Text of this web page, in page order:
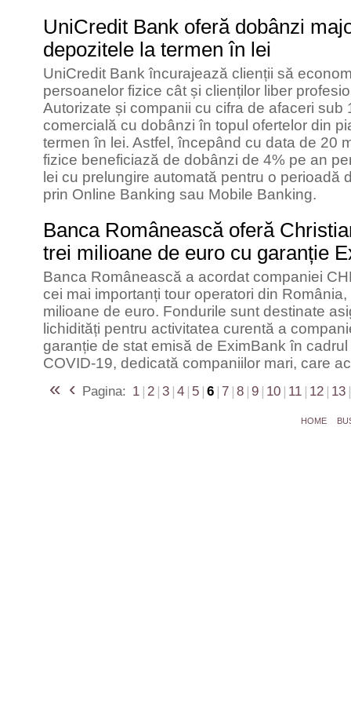
UniCredit Bank oferă dobânzi
depozitele la termen în lei
UniCredit Bank încurajează clienții să
persoanelor fizice cât și clienților liber
Autorizate și companii cu cifra de afaceri sub
comercială cu dobânzi în topul ofertelor din
termen în lei. Astfel, începând cu data de 20
fizice beneficiază de dobânzi de 4% pe an
lei cu prelungire automată pentru o perioadă
prin Online Banking sau Mobile Banking.
Banca Românească oferă
trei milioane de euro cu garanție
Banca Românească a acordat companiei
cei mai importanți tour operatori din
milioane de euro. Fondurile sunt destinate
lichidități pentru activitatea curentă a
garanție de stat emisă de EximBank în
COVID-19, dedicată companiilor mari, care
« ‹ Pagina: 1 | 2 | 3 | 4 | 5 | 6 | 7 | 8 | 9 | 10 | 11 | 12 | 13 |
HOME